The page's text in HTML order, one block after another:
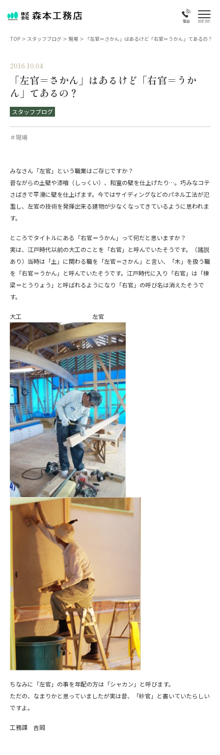
電話 MENU
TOP > スタッフブログ > 現場 > 「左官＝さかん」はあるけど「右官＝うかん」てあるの？
2016.10.04
「左官＝さかん」はあるけど「右官＝うか
ん」てあるの？
スタッフブログ
＃現場
みなさん「左官」という職業はご存じですか？
昔ながらの土壁や漆喰（しっくい）、和室の壁を仕上げたり…。巧みなコテ
さばきで平滑に壁を仕上げます。今ではサイディングなどのパネル工法が氾
濫し、左官の技術を発揮出来る建物が少なくなってきているように思われま
す。
ところでタイトルにある「右官＝うかん」って何だと思いますか？
実は、江戸時代以前の大工のことを「右官」と呼んでいたそうです。（諸説
あり）当時は「土」に関わる職を「左官＝さかん」と言い、「木」を扱う職
を「右官＝うかん」と呼んでいたそうです。江戸時代に入り「右官」は「棟
梁＝とうりょう」と呼ばれるようになり「右官」の呼び名は消えたそうで
す。
大工 左官
ちなみに「左官」の事を年配の方は「シャカン」と呼びます。
ただの、なまりかと思っていましたが実は昔、「紗官」と書いていたらしい
ですよ。
工務課 吉岡